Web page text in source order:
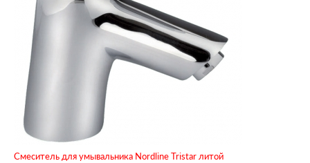
Смеситель для умывальника Nordline Tristar литой